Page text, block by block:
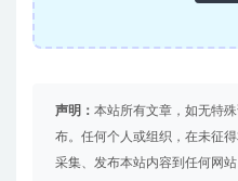
声明： 本站所有文章，如无特
布。任何个人或组织，在未征
采集、发布本站内容到任何网